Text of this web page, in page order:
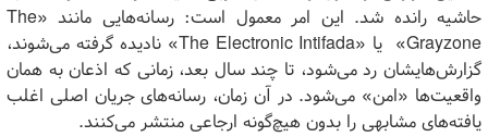
حاشیه رانده شد. این امر معمول است: رسانه‌هایی مانند «The
Grayzone» یا «The Electronic Intifada» نادیده گرفته می‌شوند،
گزارش‌هایشان رد می‌شود، تا چند سال بعد، زمانی که اذعان به همان
واقعیت‌ها «امن» می‌شود. در آن زمان، رسانه‌های جریان اصلی اغلب
یافته‌های مشابهی را بدون هیچ‌گونه ارجاعی منتشر می‌کنند.